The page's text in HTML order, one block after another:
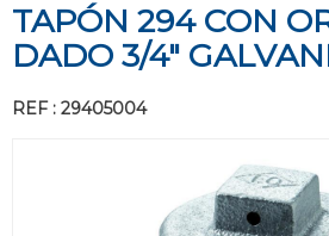
TAPÓN 294 CON
DADO 3/4"
REF : 29405004